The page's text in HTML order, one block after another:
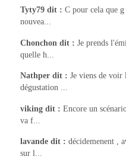
Tyty79 dit : C pour cela que
nouvea...
Chonchon dit : Je prends
quelle h...
Nathper dit : Je viens de
dégustation ...
viking dit : Encore un
va f...
lavande dit : décidemenent ,
sur l...